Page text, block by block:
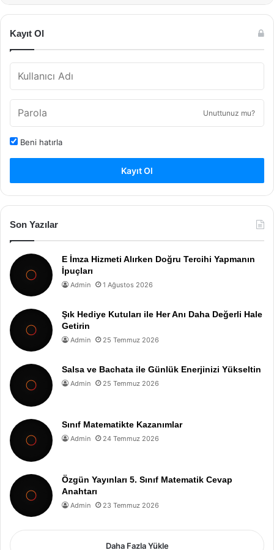
Kayıt Ol
Unuttunuz mu?
Beni hatırla
Kayıt Ol
Son Yazılar
E İmza Hizmeti Alırken Doğru Tercihi Yapmanın
İpuçları
Admin 1 Ağustos 2026
Şık Hediye Kutuları ile Her Anı Daha Değerli Hale
Getirin
Admin 25 Temmuz 2026
Salsa ve Bachata ile Günlük Enerjinizi Yükseltin
Admin 25 Temmuz 2026
Sınıf Matematikte Kazanımlar
Admin 24 Temmuz 2026
Özgün Yayınları 5. Sınıf Matematik Cevap
Anahtarı
Admin 23 Temmuz 2026
Daha Fazla Yükle